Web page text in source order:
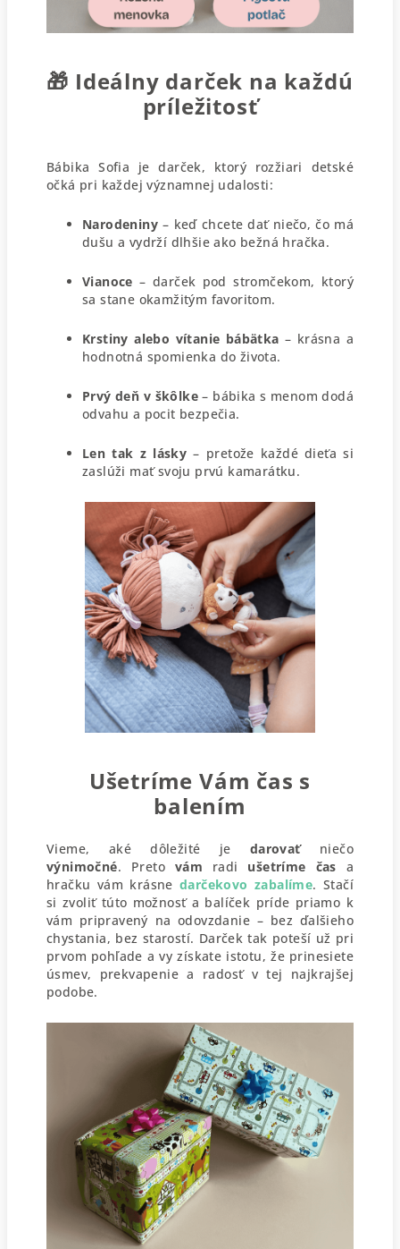
🎁 Ideálny darček na každú
príležitosť
Bábika Sofia je darček, ktorý rozžiari detské
očká pri každej významnej udalosti:
Narodeniny – keď chcete dať niečo, čo má
dušu a vydrží dlhšie ako bežná hračka.
Vianoce – darček pod stromčekom, ktorý
sa stane okamžitým favoritom.
Krstiny alebo vítanie bábätka – krásna a
hodnotná spomienka do života.
Prvý deň v škôlke– bábika s menom dodá
odvahu a pocit bezpečia.
Len tak z lásky – pretože každé dieťa si
zaslúži mať svoju prvú kamarátku.
Ušetríme Vám čas s
balením
Vieme, aké dôležité je darovaťniečo
výnimočné. Preto vám radi ušetríme čas a
hračku vám krásnedarčekovo zabalíme. Stačí
si zvoliť túto možnosť a balíček príde priamo k
vám pripravený na odovzdanie – bez ďalšieho
chystania, bez starostí. Darček tak poteší už pri
prvom pohľade a vy získate istotu, že prinesiete
úsmev, prekvapenie a radosť v tej najkrajšej
podobe.